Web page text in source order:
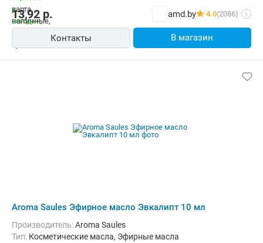
13,92 р. amd.by 4.0(2086) i
Контакты В магазин
Aroma Saules Эфирное масло Эвкалипт 10 мл
Производитель:Aroma Saules
Тип: Косметические масла, Эфирные масла